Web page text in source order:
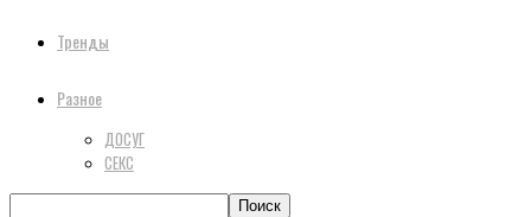
Тренды
Разное
ДОСУГ
СЕКС